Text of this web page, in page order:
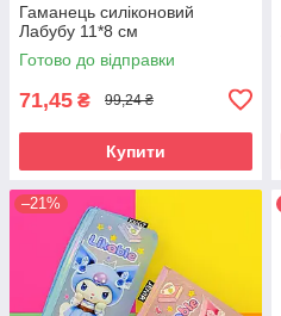
Гаманець силіконовий
Лабубу 11*8 см
Готово до відправки
71,45 ₴ 99,24 ₴
Купити
–21%